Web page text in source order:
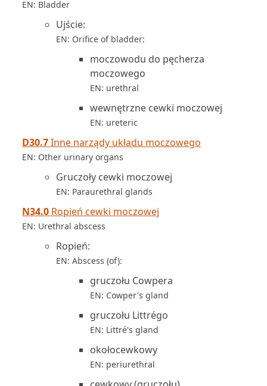
EN: Bladder
Ujście:
EN: Orifice of bladder:
moczowodu do pęcherza
moczowego
EN: urethral
wewnętrzne cewki moczowej
EN: ureteric
D30.7Inne narządy układu moczowego
EN: Other urinary organs
Gruczoły cewki moczowej
EN: Paraurethral glands
N34.0 Ropień cewki moczowej
EN: Urethral abscess
Ropień:
EN: Abscess (of):
gruczołu Cowpera
EN: Cowper's gland
gruczołu Littrégo
EN: Littré's gland
okołocewkowy
EN: periurethral